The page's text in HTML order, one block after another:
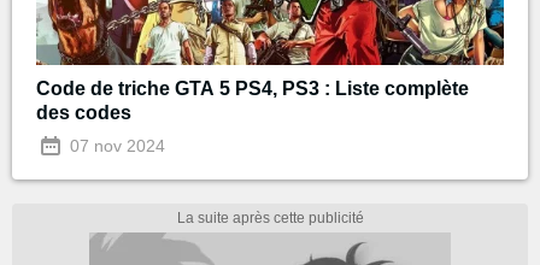
Code de triche GTA 5 PS4, PS3 : Liste complète
des codes
07 nov 2024